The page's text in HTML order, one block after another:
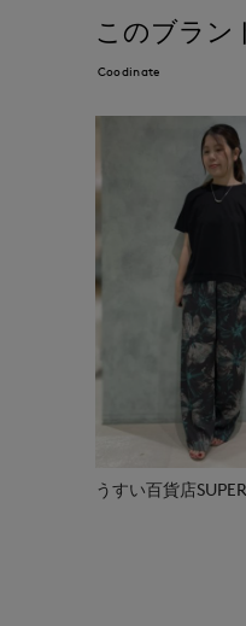
このブラン
Coodinate
うすい百貨店